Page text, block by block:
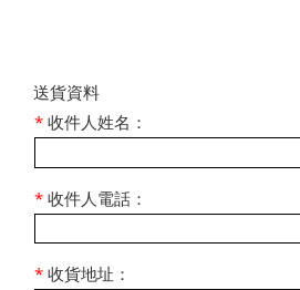
​送貨資料
*收件人姓名：
*收件人電話：
*收貨地址：